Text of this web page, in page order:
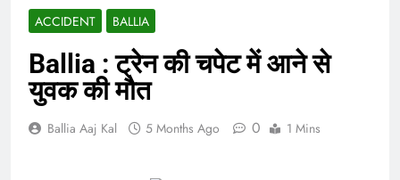
ACCIDENT BALLIA
Ballia : ट्रेन की चपेट में आने से
युवक की मौत
Ballia Aaj Kal 5 Months Ago 0 1 Mins